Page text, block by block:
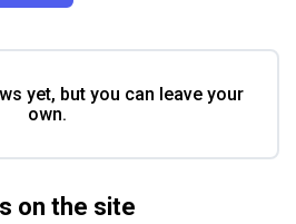
yet, but you can leave your
own.
on the site